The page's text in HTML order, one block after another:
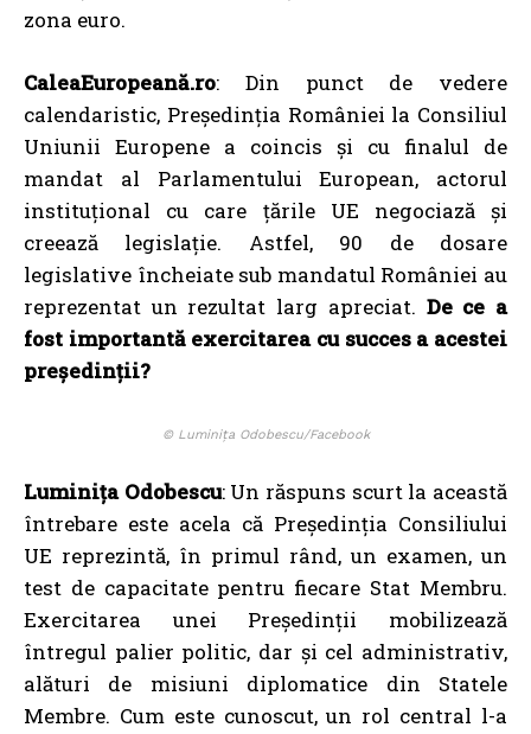
zona euro.
CaleaEuropeană.ro: Din punct de vedere
calendaristic, Președinția României la Consiliul
Uniunii Europene a coincis și cu finalul de
mandat al Parlamentului European, actorul
instituțional cu care țările UE negociază și
creează legislație. Astfel, 90 de dosare
legislative încheiate sub mandatul României au
reprezentat un rezultat larg apreciat. De ce a
fost importantă exercitarea cu succes a acestei
președinții?
© Luminița Odobescu/Facebook
Luminița Odobescu: Un răspuns scurt la această
întrebare este acela că Președinția Consiliului
UE reprezintă, în primul rând, un examen, un
test de capacitate pentru fiecare Stat Membru.
Exercitarea unei Președinții mobilizează
întregul palier politic, dar și cel administrativ,
alături de misiuni diplomatice din Statele
Membre. Cum este cunoscut, un rol central l-a